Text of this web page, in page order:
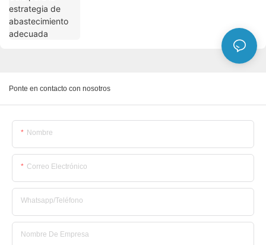
Ponte en contacto con nosotros
Nombre
Correo Electrónico
Whatsapp/Teléfono
Nombre De Empresa